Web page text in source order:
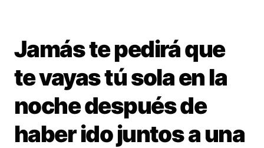
Jamás te pedirá que
te vayas tú sola en la
noche después de
haber ido juntos a una